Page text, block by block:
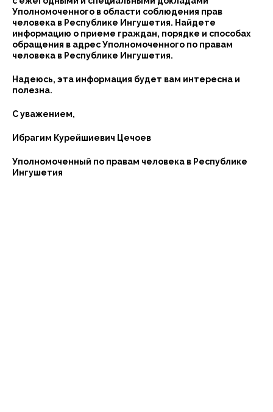
Уполномоченного в области соблюдения прав
человека в Республике Ингушетия. Найдете
информацию о приеме граждан, порядке и способах
обращения в адрес Уполномоченного по правам
человека в Республике Ингушетия.
Надеюсь, эта информация будет вам интересна и
полезна.
С уважением,
Ибрагим Курейшиевич Цечоев
Уполномоченный по правам человека в Республике
Ингушетия